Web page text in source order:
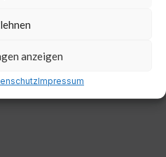
anzeigen
Impressum